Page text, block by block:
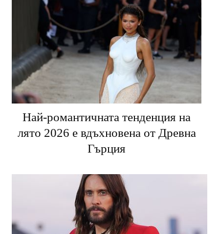
Най-романтичната тенденция на
лято 2026 е вдъхновена от Древна
Гърция